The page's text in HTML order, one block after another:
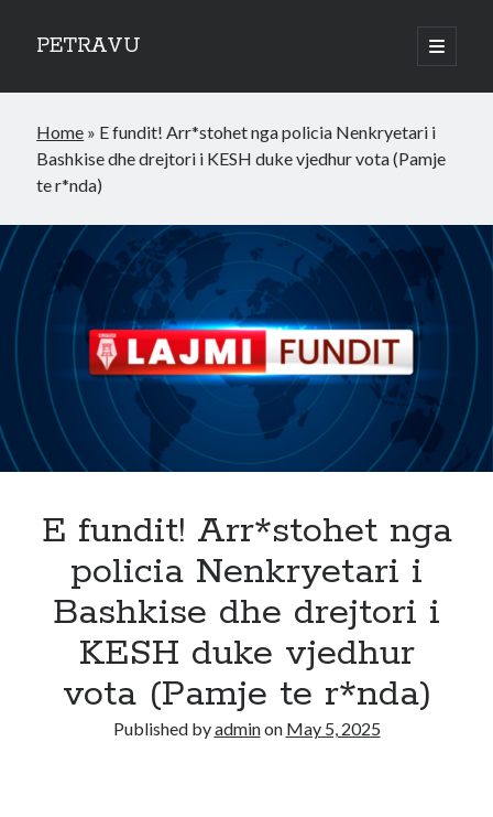
PETRAVU
open
primary
Sidebar
Bank
Credit Cards
Uncategorized
Home » E fundit! Arr*stohet nga policia Nenkryetari i
Bashkise dhe drejtori i KESH duke vjedhur vota (Pamje
te r*nda)
E fundit! Arr*stohet nga
policia Nenkryetari i
Bashkise dhe drejtori i
KESH duke vjedhur
vota (Pamje te r*nda)
Published byadminon May 5, 2025